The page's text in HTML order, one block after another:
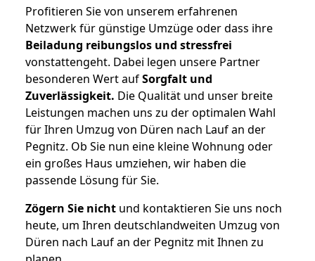
Profitieren Sie von unserem erfahrenen
Netzwerk für günstige Umzüge oder dass ihre
Beiladung reibungslos und stressfrei
vonstattengeht. Dabei legen unsere Partner
besonderen Wert aufSorgfalt und
Zuverlässigkeit. Die Qualität und unser breite
Leistungen machen uns zu der optimalen Wahl
für Ihren Umzug von Düren nach Lauf an der
Pegnitz. Ob Sie nun eine kleine Wohnung oder
ein großes Haus umziehen, wir haben die
passende Lösung für Sie.
Zögern Sie nicht und kontaktieren Sie uns noch
heute, um Ihren deutschlandweiten Umzug von
Düren nach Lauf an der Pegnitz mit Ihnen zu